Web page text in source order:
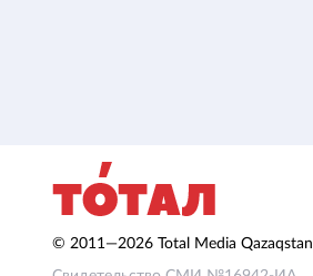
© 2011—2026 Total Media Qazaqstan